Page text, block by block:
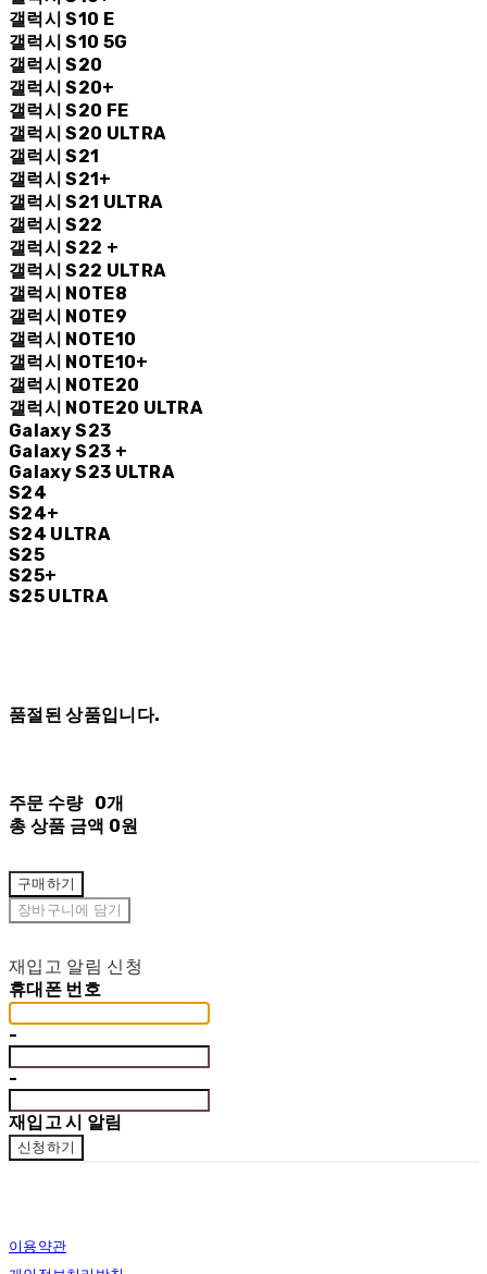
갤럭시 S10 E
갤럭시 S10 5G
갤럭시 S20
갤럭시 S20+
갤럭시 S20 FE
갤럭시 S20 ULTRA
갤럭시 S21
갤럭시 S21+
갤럭시 S21 ULTRA
갤럭시 S22
갤럭시 S22 +
갤럭시 S22 ULTRA
갤럭시 NOTE8
갤럭시 NOTE9
갤럭시 NOTE10
갤럭시 NOTE10+
갤럭시 NOTE20
갤럭시 NOTE20 ULTRA
Galaxy S23
Galaxy S23 +
Galaxy S23 ULTRA
S24
S24+
S24 ULTRA
S25
S25+
S25 ULTRA
품절된 상품입니다.
주문 수량 0개
총 상품 금액 0원
구매하기
장바구니에 담기
재입고 알림 신청
휴대폰 번호
-
-
재입고 시 알림
신청하기
이용약관